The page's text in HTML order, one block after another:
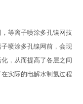
等离子喷涂多孔镍网技
喷涂多孔镍网前，会现
，从而提高了各层之间
实际的电解水制氢过程